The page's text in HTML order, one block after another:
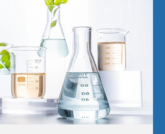
フラックス
その他
溶性・複合汚れ）
該当
ものを使いたい
を重視
#乾燥性重視
素系代替
#臭素系代替
イルを洗浄したい
アクリル
ネート
リアミドイミド
(POM)
PET・PBT
ス
樹脂への汎用品
したい
たい
認したい
替
去したい
探している
代替を探している
希釈・溶解したい
散させたい
を分散させたい
溶剤
行について